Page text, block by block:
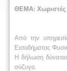
ΘΕΜΑ:
Από την
Εισοδήματος
Η δήλωση
σύζυγο.